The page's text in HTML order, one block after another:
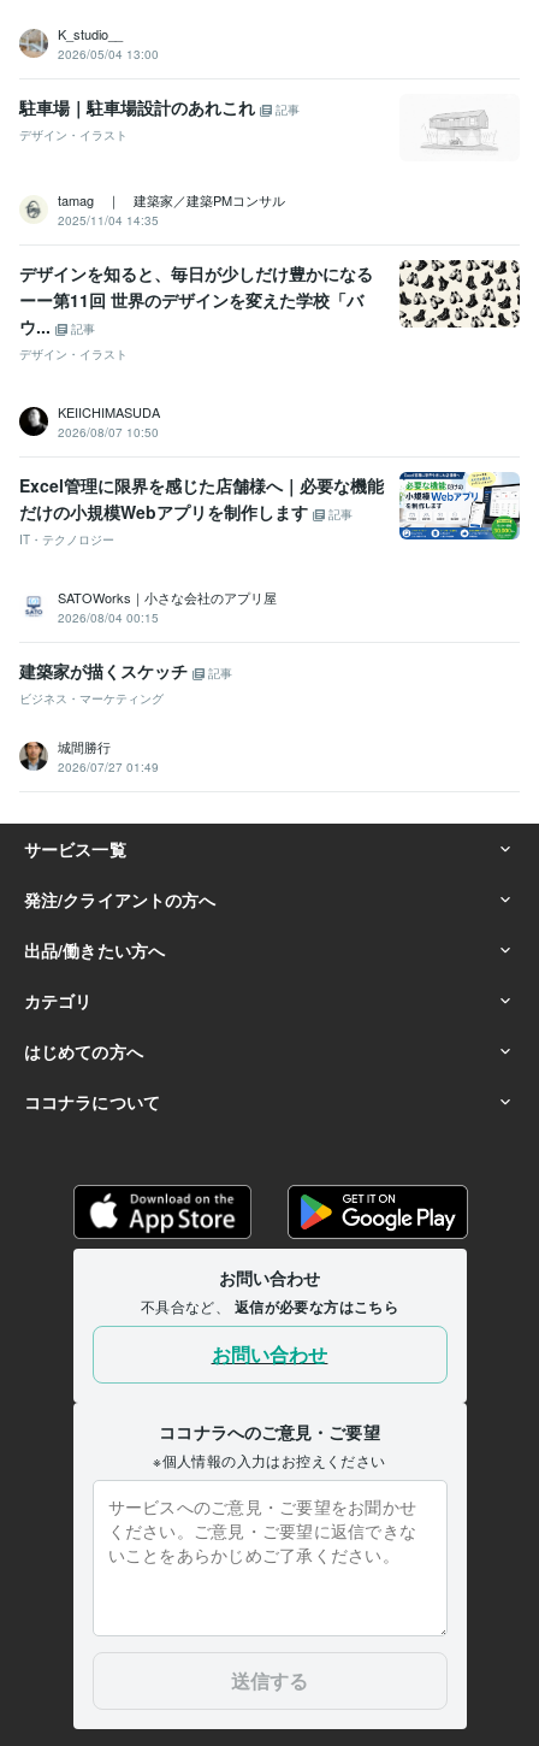
K_studio__
2026/05/04 13:00
駐車場｜駐車場設計のあれこれ
記事
デザイン・イラスト
tamag ｜ 建築家／建築PMコンサル
2025/11/04 14:35
デザインを知ると、毎日が少しだけ豊かになる
ーー第11回 世界のデザインを変えた学校「バ
ウ...
記事
デザイン・イラスト
KEIICHIMASUDA
2026/08/07 10:50
Excel管理に限界を感じた店舗様へ｜必要な機能
だけの小規模Webアプリを制作します
記事
IT・テクノロジー
SATOWorks｜小さな会社のアプリ屋
2026/08/04 00:15
建築家が描くスケッチ
記事
ビジネス・マーケティング
城間勝行
2026/07/27 01:49